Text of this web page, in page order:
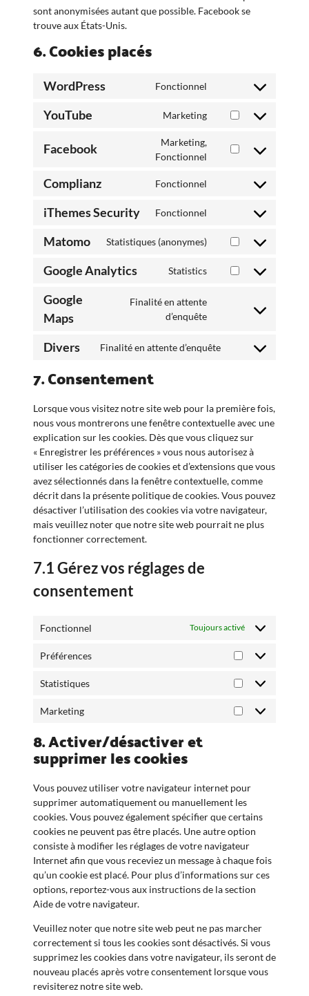
sont anonymisées autant que possible. Facebook se
trouve aux États-Unis.
6. Cookies placés
WordPress Fonctionnel
service
YouTube Marketing
Consent
service
Facebook
Marketing,
Fonctionnel
Consent
Complianz Fonctionnel
iThemes Security Fonctionnel
service
security
Matomo Statistiques (anonymes)
Consent
service
Google Analytics Statistics
Consent
Google
Maps
Finalité en attente
d’enquête
service
Divers Finalité en attente d’enquête
Consent
7. Consentement
Lorsque vous visitez notre site web pour la première fois,
nous vous montrerons une fenêtre contextuelle avec une
explication sur les cookies. Dès que vous cliquez sur
« Enregistrer les préférences » vous nous autorisez à
utiliser les catégories de cookies et d’extensions que vous
avez sélectionnés dans la fenêtre contextuelle, comme
décrit dans la présente politique de cookies. Vous pouvez
désactiver l’utilisation des cookies via votre navigateur,
mais veuillez noter que notre site web pourrait ne plus
fonctionner correctement.
7.1 Gérez vos réglages de
consentement
Fonctionnel Toujours activé
Préférences
Préférences
Statistiques
Statistiques
Marketing
Marketing
8. Activer/désactiver et
supprimer les cookies
Vous pouvez utiliser votre navigateur internet pour
supprimer automatiquement ou manuellement les
cookies. Vous pouvez également spécifier que certains
cookies ne peuvent pas être placés. Une autre option
consiste à modifier les réglages de votre navigateur
Internet afin que vous receviez un message à chaque fois
qu’un cookie est placé. Pour plus d’informations sur ces
options, reportez-vous aux instructions de la section
Aide de votre navigateur.
Veuillez noter que notre site web peut ne pas marcher
correctement si tous les cookies sont désactivés. Si vous
supprimez les cookies dans votre navigateur, ils seront de
nouveau placés après votre consentement lorsque vous
revisiterez notre site web.